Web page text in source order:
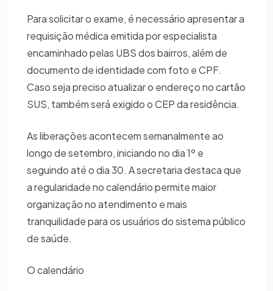
Para solicitar o exame, é necessário apresentar a
requisição médica emitida por especialista
encaminhado pelas UBS dos bairros, além de
documento de identidade com foto e CPF.
Caso seja preciso atualizar o endereço no cartão
SUS, também será exigido o CEP da residência.
As liberações acontecem semanalmente ao
longo de setembro, iniciando no dia 1º e
seguindo até o dia 30. A secretaria destaca que
a regularidade no calendário permite maior
organização no atendimento e mais
tranquilidade para os usuários do sistema público
de saúde.
O calendário